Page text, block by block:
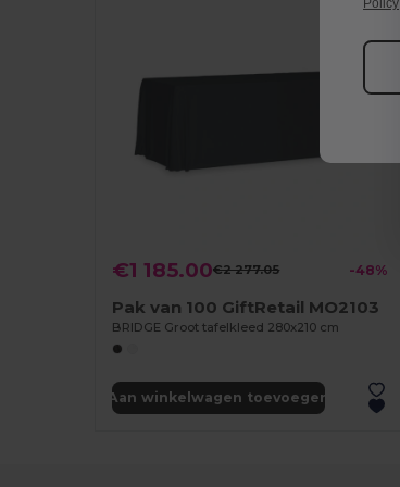
€1 185.00€2 277.05 -48%
Pak van 100 GiftRetail MO2103
BRIDGE Groot tafelkleed 280x210 cm
Aan winkelwagen toevoegen
Policy